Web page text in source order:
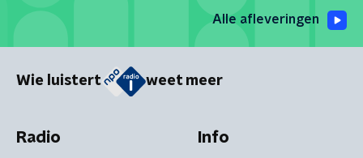
Alle afleveringen
Wie luistert weet meer
Radio Info